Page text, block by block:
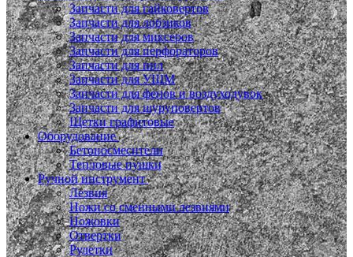
Запчасти для гайковертов
Запчасти для лобзиков
Запчасти для миксеров
Запчасти для перфораторов
Запчасти для пил
Запчасти для УШМ
Запчасти для фенов и воздуходувок
Запчасти для шуруповертов
Щетки графитовые
Оборудование
Бетоносмесители
Тепловые пушки
Ручной инструмент
Лезвия
Ножи со сменными лезвиями
Ножовки
Отвертки
Рулетки